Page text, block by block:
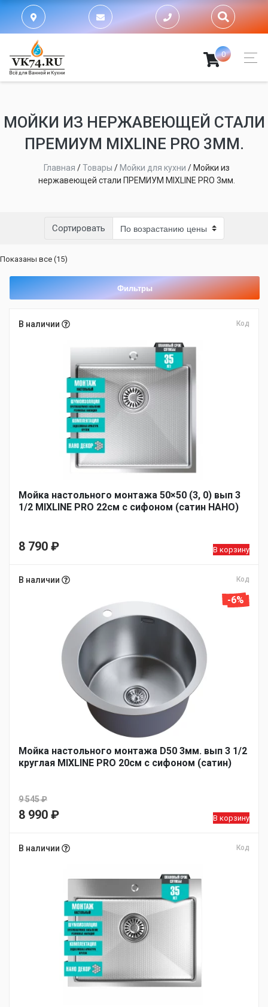
0
МОЙКИ ИЗ НЕРЖАВЕЮЩЕЙ СТАЛИ
ПРЕМИУМ MIXLINE PRO 3ММ.
Главная /Товары / Мойки для кухни / Мойки из
нержавеющей стали ПРЕМИУМ MIXLINE PRO 3мм.
Сортировать
Показаны все (15)
Фильтры
В наличии Код
Мойка настольного монтажа 50×50 (3, 0) вып 3
1/2 MIXLINE PRO 22см с сифоном (сатин НАНО)
8 790 ₽ В корзину
В наличии Код
-6%
Мойка настольного монтажа D50 3мм. вып 3 1/2
круглая MIXLINE PRO 20см с сифоном (сатин)
9 545₽
Первоначальная
составляла
8 990 ₽
цена:
В корзину
В наличии Код